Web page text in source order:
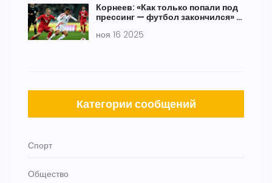
Корнеев: «Как только попали под
прессинг — футбол закончился» —
ноя 16 2025
Категории сообщений
Спорт
Общество